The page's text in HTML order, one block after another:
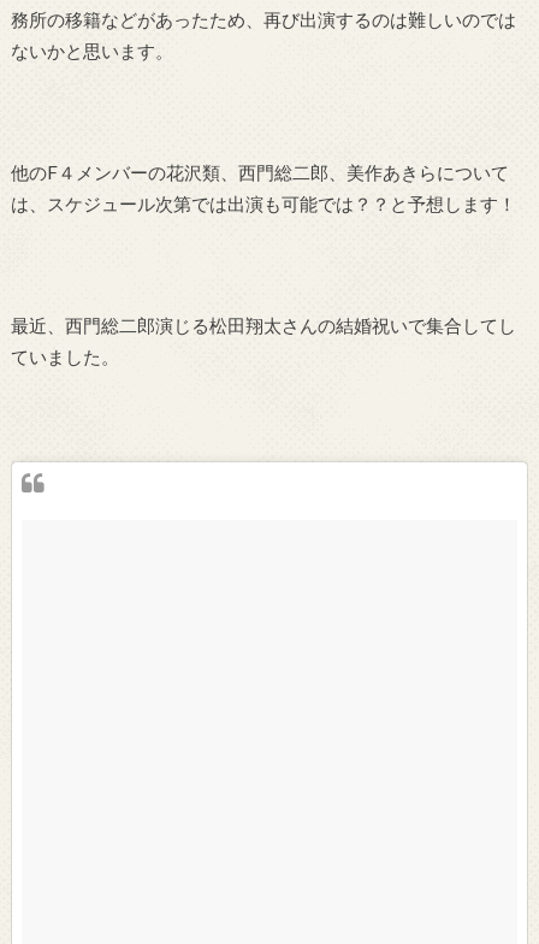
務所の移籍などがあったため、再び出演するのは難しいのでは
ないかと思います。
他のF４メンバーの花沢類、西門総二郎、美作あきらについて
は、スケジュール次第では出演も可能では？？と予想します！
最近、西門総二郎演じる松田翔太さんの結婚祝いで集合してし
ていました。